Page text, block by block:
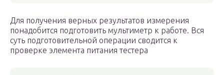
Для получения верных результатов измерения
понадобится подготовить мультиметр к работе. Вся
суть подготовительной операции сводится к
проверке элемента питания тестера